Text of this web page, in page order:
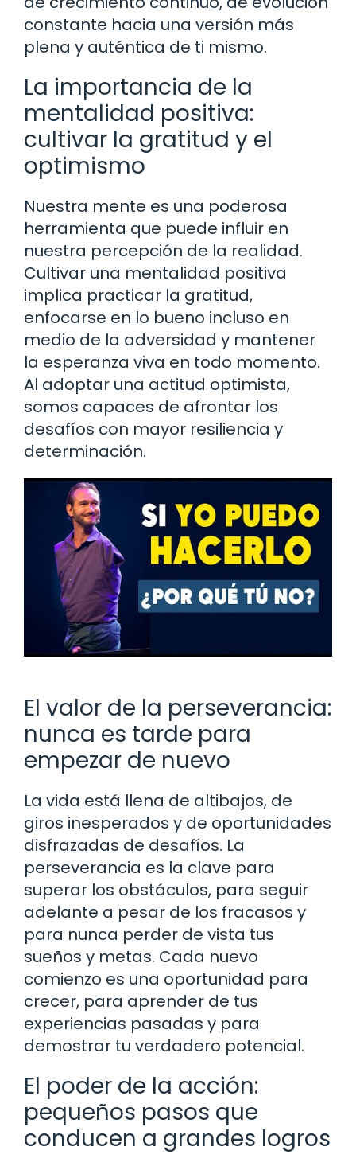
constante hacia una versión más
plena y auténtica de ti mismo.
La importancia de la
mentalidad positiva:
cultivar la gratitud y el
optimismo
Nuestra mente es una poderosa
herramienta que puede influir en
nuestra percepción de la realidad.
Cultivar una mentalidad positiva
implica practicar la gratitud,
enfocarse en lo bueno incluso en
medio de la adversidad y mantener
la esperanza viva en todo momento.
Al adoptar una actitud optimista,
somos capaces de afrontar los
desafíos con mayor resiliencia y
determinación.
El valor de la perseverancia:
nunca es tarde para
empezar de nuevo
La vida está llena de altibajos, de
giros inesperados y de oportunidades
disfrazadas de desafíos. La
perseverancia es la clave para
superar los obstáculos, para seguir
adelante a pesar de los fracasos y
para nunca perder de vista tus
sueños y metas. Cada nuevo
comienzo es una oportunidad para
crecer, para aprender de tus
experiencias pasadas y para
demostrar tu verdadero potencial.
El poder de la acción:
pequeños pasos que
conducen a grandes logros